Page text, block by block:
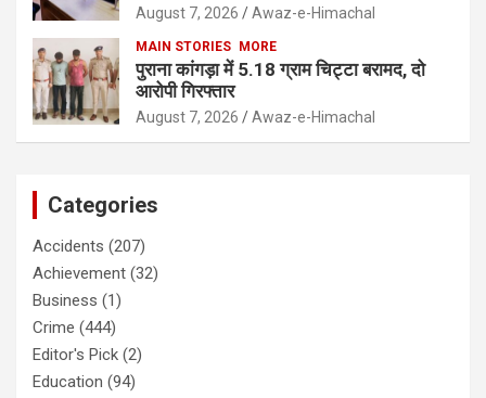
August 7, 2026 Awaz-e-Himachal
MAIN STORIES MORE
पुराना कांगड़ा में 5.18 ग्राम चिट्टा बरामद, दो
आरोपी गिरफ्तार
August 7, 2026 Awaz-e-Himachal
Categories
Accidents (207)
Achievement (32)
Business (1)
Crime (444)
Editor's Pick (2)
Education (94)